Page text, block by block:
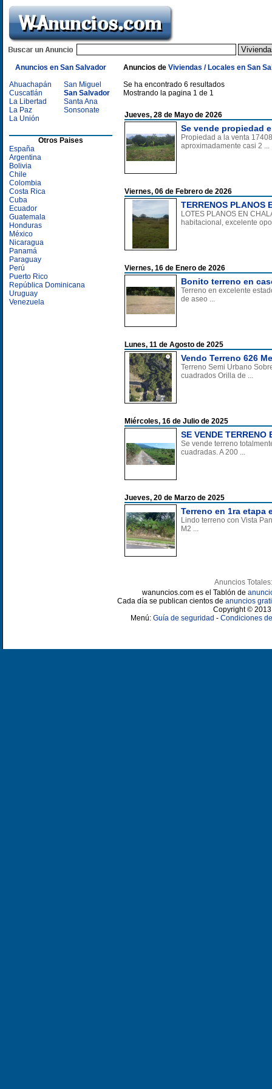
Anuncios en San Salvador
Ahuachapán
Cuscatlán
La Libertad
La Paz
La Unión
San Miguel
San Salvador
Santa Ana
Sonsonate
Otros Paises
España
Argentina
Bolivia
Chile
Colombia
Costa Rica
Cuba
Ecuador
Guatemala
Honduras
México
Nicaragua
Panamá
Paraguay
Perú
Puerto Rico
República Dominicana
Uruguay
Venezuela
Anuncios de Viviendas / Locales en San
Se ha encontrado 6 resultados
Mostrando la pagina 1 de 1
Jueves, 28 de Mayo de 2026
Se vende propiedad
Propiedad a la venta
aproximadamente casi 2 ...
Viernes, 06 de Febrero de 2026
TERRENOS PLANOS
LOTES PLANOS EN
habitacional, excelente
Viernes, 16 de Enero de 2026
Bonito terreno en
Terreno en excelente
de aseo ...
Lunes, 11 de Agosto de 2025
Vendo Terreno 626
Terreno Semi Urbano
cuadrados Orilla de ...
Miércoles, 16 de Julio de 2025
SE VENDE TERRENO
Se vende terreno
cuadradas. A 200 ...
Jueves, 20 de Marzo de 2025
Terreno en 1ra
Lindo terreno con Vista
M2 ...
Anuncios Totales:
wanuncios.com es el Tablón de
Cada día se publican cientos de anuncios
Copyright ©
Menú: Guía de seguridad - Condiciones